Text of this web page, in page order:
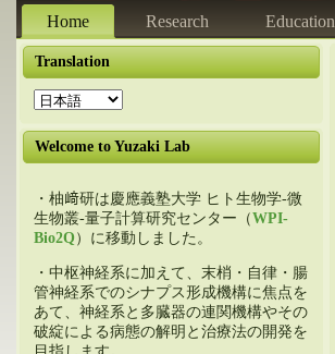
Home Research Education
Translation
Welcome to Yuzaki Lab
・柚﨑研は慶應義塾大学 ヒト生物学-微
生物叢-量子計算研究センター（WPI-
Bio2Q）に移動しました。
・中枢神経系に加えて、末梢・自律・腸
管神経系でのシナプス形成機構に焦点を
あて、神経系と多臓器の連関機構やその
破綻による病態の解明と治療法の開発を